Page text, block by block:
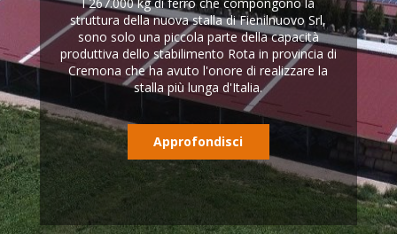
struttura della nuova stalla di Fienilnuovo Srl,
sono solo una piccola parte della capacità
produttiva dello stabilimento Rota in provincia di
Cremona che ha avuto l'onore di realizzare la
stalla più lunga d'Italia.
Approfondisci